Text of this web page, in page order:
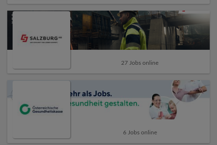
27 Jobs online
6 Jobs online